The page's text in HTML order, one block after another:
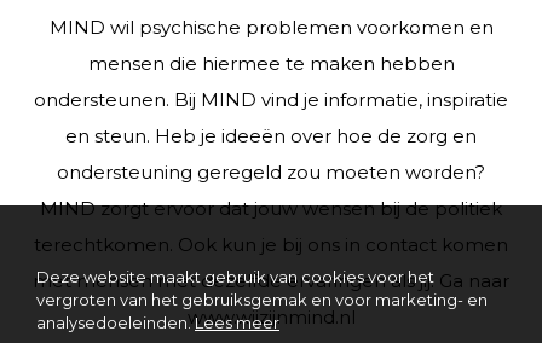
MIND wil psychische problemen voorkomen en
mensen die hiermee te maken hebben
ondersteunen. Bij MIND vind je informatie, inspiratie
en steun. Heb je ideeën over hoe de zorg en
ondersteuning geregeld zou moeten worden?
MIND zorgt ervoor dat jouw wensen bij de politiek
terechtkomen. Ook kun je bij ons in contact komen
met mensen met dezelfde ervaringen als jij. Ga naar
www.wijzijnmind.nl
Deze website maakt gebruik van cookies voor het
vergroten van het gebruiksgemak en voor marketing- en
analysedoeleinden.Lees meer